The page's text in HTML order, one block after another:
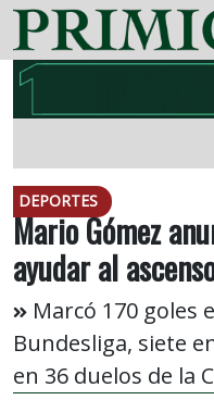
DEPORTES
Mario Gómez
ayudar al
Marcó 170 goles
Bundesliga, siete
en 36 duelos de la